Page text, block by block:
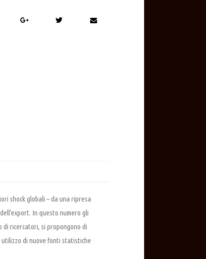
shock globali – da una ripresa
In questo numero gli
ricercatori, si propongono di
di nuove fonti statistiche